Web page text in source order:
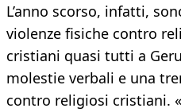
L’anno scorso, infatti,
violenze fisiche contro
cristiani quasi tutti a
molestie verbali e una
contro religiosi cristiani.